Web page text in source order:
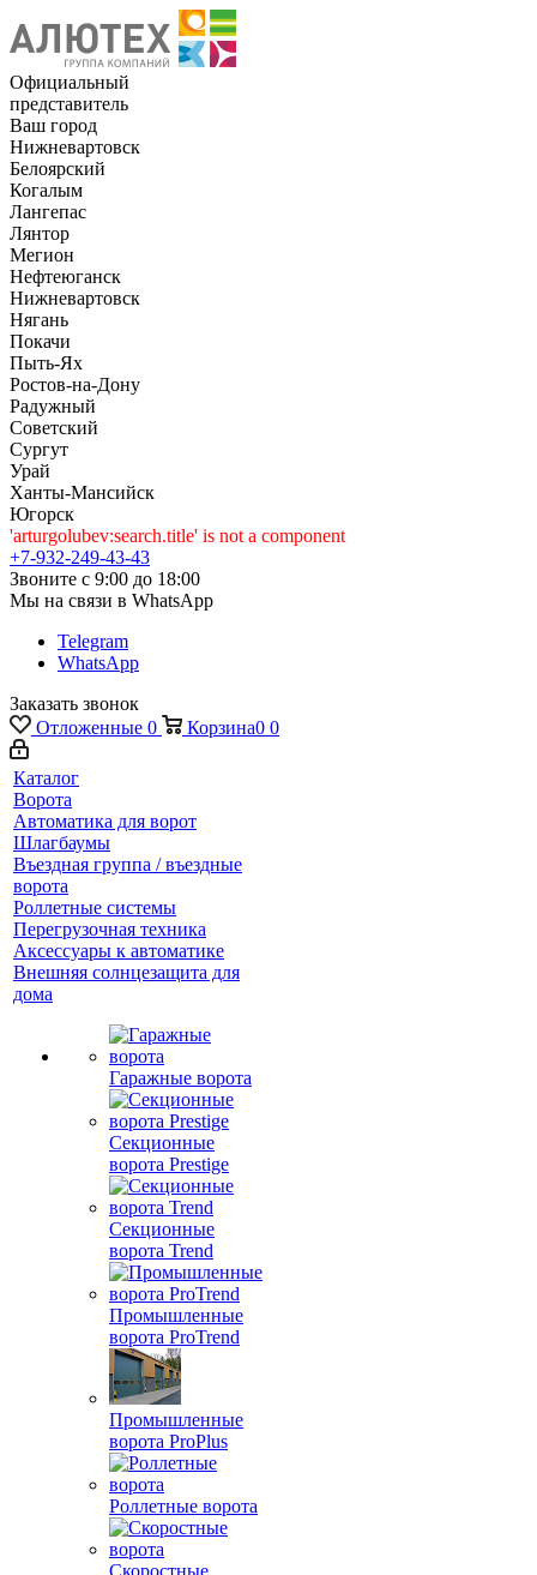
Официальный
представитель
Ваш город
Нижневартовск
Белоярский
Когалым
Лангепас
Лянтор
Мегион
Нефтеюганск
Нижневартовск
Нягань
Покачи
Пыть-Ях
Рoстов-на-Дону
Радужный
Советский
Сургут
Урай
Ханты-Мансийск
Югорск
'arturgolubev:search.title' is not a component
+7-932-249-43-43
Звоните с 9:00 до 18:00
Мы на связи в WhatsApp
Telegram
WhatsApp
Заказать звонок
Отложенные 0 Корзина0 0
Каталог
Ворота
Автоматика для ворот
Шлагбаумы
Въездная группа / въездные
ворота
Роллетные системы
Перегрузочная техника
Аксессуары к автоматике
Внешняя солнцезащита для
дома
Гаражные ворота
Секционные
ворота Prestige
Секционные
ворота Trend
Промышленные
ворота ProTrend
Промышленные
ворота ProPlus
Роллетные ворота
Скоростные